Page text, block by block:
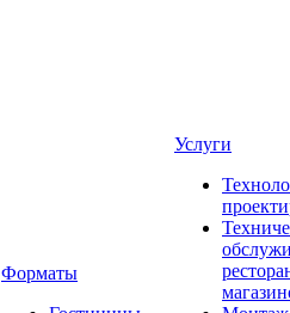
Форматы
Услуги